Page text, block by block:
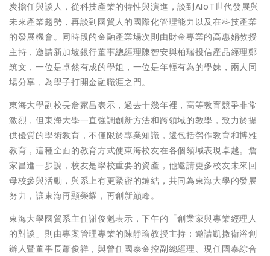
炭擔任與談人，從科技產業的特性與演進，談到AIoT世代發展與
未來產業趨勢，再談到國貿人的國際化管理能力以及在科技產業
的發展機會。同時段的金融產業場次則由財金專業的高惠娟教授
主持，邀請新加坡銀行董事總經理陳智安與柏瑞投信產品經理鄭
筑文，一位是卓然有成的學姐，一位是年輕有為的學妹，兩人同
場分享，為學子打開金融職涯之門。
東海大學副校長詹家昌表示，過去十幾年裡，高等教育競爭非常
激烈，但東海大學一直強調創新方法和跨領域的教學，致力於提
供優質的學術教育，不僅限於專業知識，還包括勞作教育和博雅
教育，這種全面的教育方式使東海校友在各個領域表現卓越。詹
家昌進一步說，校友是學校重要的資產，他邀請更多校友未來回
母校參與活動，與系上有更緊密的鏈結，共同為東海大學的發展
努力，讓東海再顯榮耀，再創新巔峰。
東海大學國貿系主任謝俊魁表示，下午的「創業家與專業經理人
的對談」則由專案管理專業的陳靜瑜教授主持；邀請凱撒衛浴創
辦人暨董事長蕭俊祥，與曾任國泰金控副總經理、現任國泰綜合